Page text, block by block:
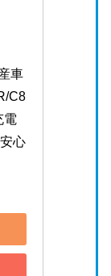
車
C8
電
心